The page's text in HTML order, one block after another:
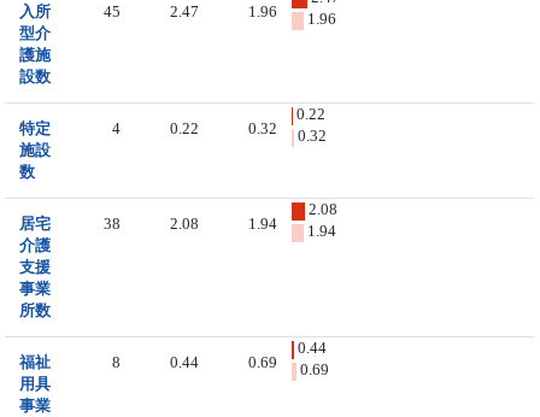
入所
型介
護施
設数
45 2.47 1.96
1.96
特定
施設
数
4 0.22 0.32
0.22
0.32
居宅
介護
支援
事業
所数
38 2.08 1.94
2.08
1.94
福祉
用具
事業
8 0.44 0.69
0.44
0.69